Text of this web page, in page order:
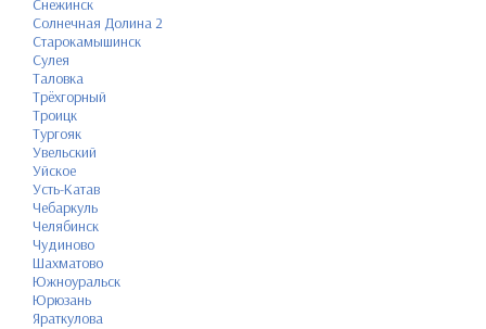
Солнечная Долина 2
Старокамышинск
Сулея
Таловка
Трёхгорный
Троицк
Тургояк
Увельский
Уйское
Усть-Катав
Чебаркуль
Челябинск
Чудиново
Шахматово
Южноуральск
Юрюзань
Яраткулова